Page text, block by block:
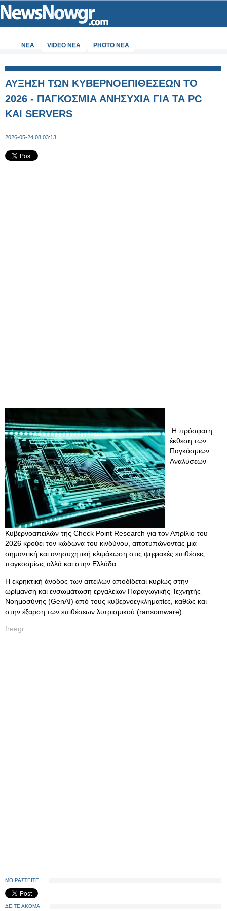
ΝΕΑ VIDEO NEA PHOTO NEA
ΑΥΞΗΣΗ ΤΩΝ ΚΥΒΕΡΝΟΕΠΙΘΕΣΕΩΝ ΤΟ
2026 - ΠΑΓΚΟΣΜΙΑ ΑΝΗΣΥΧΙΑ ΓΙΑ ΤΑ PC
ΚΑΙ SERVERS
2026-05-24 08:03:13
Η πρόσφατη
έκθεση των
Παγκόσμιων
Αναλύσεων
Κυβερνοαπειλών της Check Point Research για τον Απρίλιο του
2026 κρούει τον κώδωνα του κινδύνου, αποτυπώνοντας μια
σημαντική και ανησυχητική κλιμάκωση στις ψηφιακές επιθέσεις
παγκοσμίως αλλά και στην Ελλάδα.
Η εκρηκτική άνοδος των απειλών αποδίδεται κυρίως στην
ωρίμανση και ενσωμάτωση εργαλείων Παραγωγικής Τεχνητής
Νοημοσύνης (GenAI) από τους κυβερνοεγκληματίες, καθώς και
στην έξαρση των επιθέσεων λυτρισμικού (ransomware).
freegr
ΜΟΙΡΑΣΤΕΙΤΕ
ΔΕΙΤΕ ΑΚΟΜΑ